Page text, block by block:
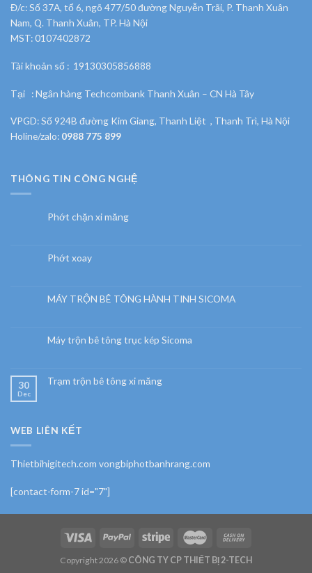
Đ/c: Số 37A, tổ 6, ngõ 477/50 đường Nguyễn Trãi, P. Thanh Xuân
Nam, Q. Thanh Xuân, TP. Hà Nội
MST: 0107402872
Tài khoản số : 19130305856888
Tại : Ngân hàng Techcombank Thanh Xuân – CN Hà Tây
VPGD: Số 924B đường Kim Giang, Thanh Liệt , Thanh Trì, Hà Nội
Holine/zalo: 0988 775 899
THÔNG TIN CÔNG NGHỆ
Phớt chặn xi măng
Phớt xoay
MÁY TRỘN BÊ TÔNG HÀNH TINH SICOMA
Máy trộn bê tông trục kép Sicoma
30
Dec
Trạm trộn bê tông xi măng
WEB LIÊN KẾT
Thietbihigitech.com vongbiphotbanhrang.com
[contact-form-7 id="7"]
Copyright 2026 © CÔNG TY CP THIẾT BỊ 2-TECH